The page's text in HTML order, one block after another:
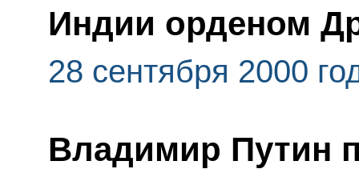
Индии орденом
28 сентября 2000
Владимир Путин